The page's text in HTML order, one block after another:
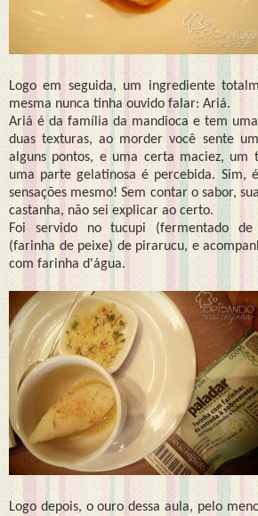
Logo em seguida, um ingrediente
mesma nunca tinha ouvido falar: Ariá.
Ariá é da família da mandioca e tem
duas texturas, ao morder você sente
alguns pontos, e uma certa maciez, um
uma parte gelatinosa é percebida. Sim,
sensações mesmo! Sem contar o sabor,
castanha, não sei explicar ao certo.
Foi servido no tucupi (fermentado
(farinha de peixe) de pirarucu, e
com farinha d'água.
Logo depois, o ouro dessa aula, pelo